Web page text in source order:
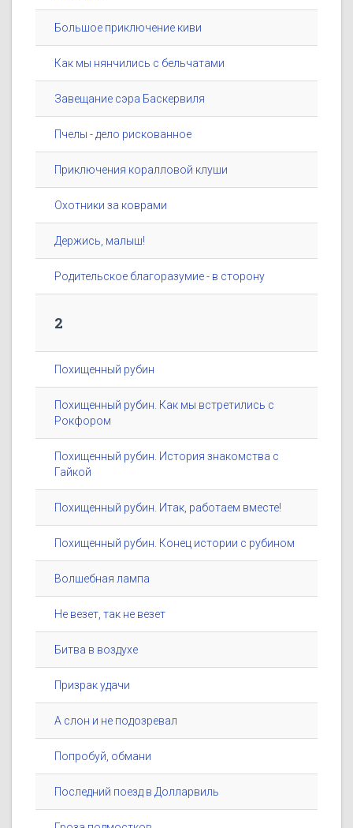
Большое приключение киви
Как мы нянчились с бельчатами
Завещание сэра Баскервиля
Пчелы - дело рискованное
Приключения коралловой клуши
Охотники за коврами
Держись, малыш!
Родительское благоразумие - в сторону
2
Похищенный рубин
Похищенный рубин. Как мы встретились с
Рокфором
Похищенный рубин. История знакомства с
Гайкой
Похищенный рубин. Итак, работаем вместе!
Похищенный рубин. Конец истории с рубином
Волшебная лампа
Не везет, так не везет
Битва в воздухе
Призрак удачи
А слон и не подозревал
Попробуй, обмани
Последний поезд в Долларвиль